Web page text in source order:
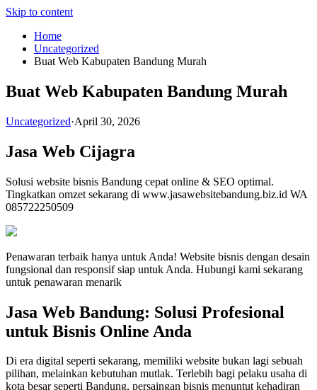
Skip to content
Home
Uncategorized
Buat Web Kabupaten Bandung Murah
Buat Web Kabupaten Bandung Murah
Uncategorized·April 30, 2026
Jasa Web Cijagra
Solusi website bisnis Bandung cepat online & SEO optimal.
Tingkatkan omzet sekarang di www.jasawebsitebandung.biz.id WA
085722250509
Penawaran terbaik hanya untuk Anda! Website bisnis dengan desain
fungsional dan responsif siap untuk Anda. Hubungi kami sekarang
untuk penawaran menarik
Jasa Web Bandung: Solusi Profesional
untuk Bisnis Online Anda
Di era digital seperti sekarang, memiliki website bukan lagi sebuah
pilihan, melainkan kebutuhan mutlak. Terlebih bagi pelaku usaha di
kota besar seperti Bandung, persaingan bisnis menuntut kehadiran